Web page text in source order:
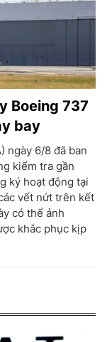
Boeing 737
bay
ngày 6/8 đã ban
kiểm tra gần
ký hoạt động tại
vết nứt trên kết
có thể ảnh
khắc phục kịp